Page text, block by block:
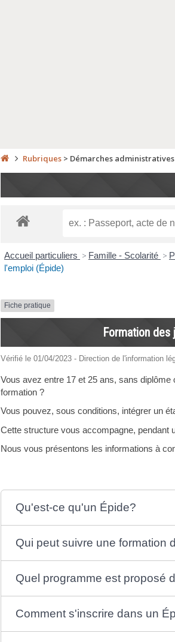
Rubriques> Démarches administratives
Accueil particuliers > Famille - Scolarité >
l'emploi (Épide)
Fiche pratique
Formation
Vérifié le 01/04/2023 - Direction de l'information
Vous avez entre 17 et 25 ans, sans
formation ?
Vous pouvez, sous conditions, intégrer un
Cette structure vous accompagne, pendant
Nous vous présentons les informations à
Qu'est-ce qu'un Épide?
Qui peut suivre une formation
Quel programme est proposé
Comment s'inscrire dans un